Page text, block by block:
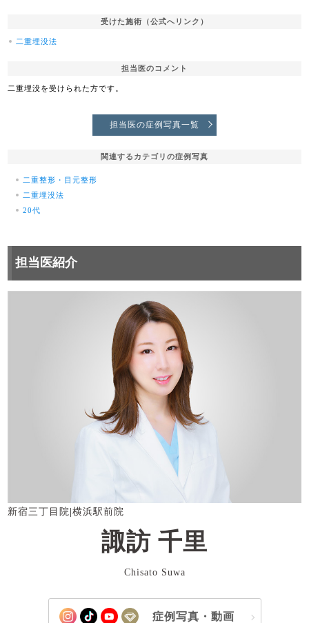
受けた施術（公式へリンク）
二重埋没法
担当医のコメント
二重埋没を受けられた方です。
担当医の症例写真一覧
関連するカテゴリの症例写真
二重整形・目元整形
二重埋没法
20代
担当医紹介
新宿三丁目院 |横浜駅前院
諏訪 千里
Chisato Suwa
症例写真・動画